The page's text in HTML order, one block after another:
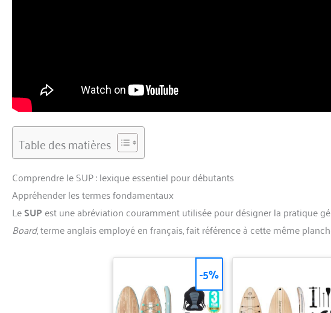
Table des matières
Comprendre le SUP : lexique essentiel pour débutants
Appréhender les termes fondamentaux
LeSUP est une abréviation couramment utilisée pour désigner la pratique
Board, terme anglais employé en français, fait référence à cette même
-5%